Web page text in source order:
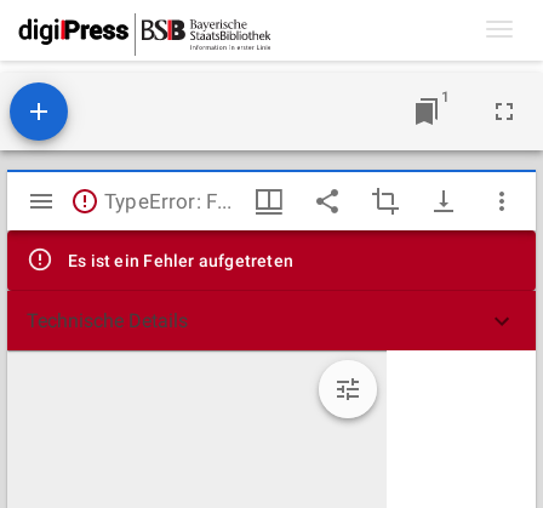
1
Mirador
Viewer
TypeError: Failed to fetch
Es ist ein Fehler aufgetreten
Technische Details